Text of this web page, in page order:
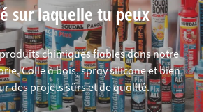
sur laquelle tu peux
chimiques fiables dans notre
Colle à bois, spray silicone et bien
des projets sûrs et de qualité.